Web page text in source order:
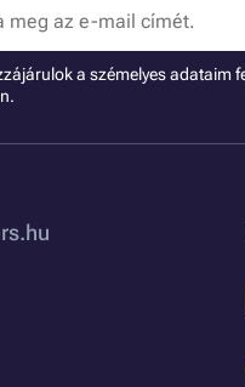
a szémelyes adataim